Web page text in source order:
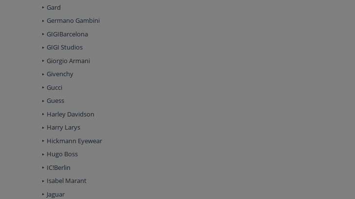
Gard
Germano Gambini
GIGIBarcelona
GIGI Studios
Giorgio Armani
Givenchy
Gucci
Guess
Harley Davidson
Harry Larys
Hickmann Eyewear
Hugo Boss
IC!Berlin
Isabel Marant
Jaguar